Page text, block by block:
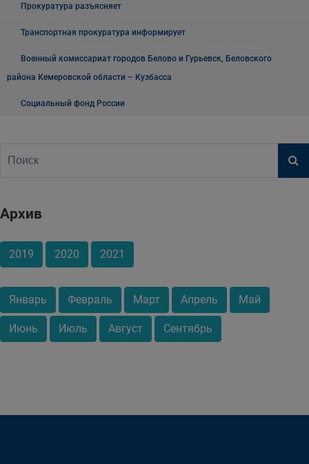
Прокуратура разъясняет
Транспортная прокуратура информирует
Военный комиссариат городов Белово и Гурьевск, Беловского
района Кемеровской области – Кузбасса
Социальный фонд России
Архив
2019 2020 2021
Январь Февраль Март Апрель Май
Июнь Июль Август Сентябрь